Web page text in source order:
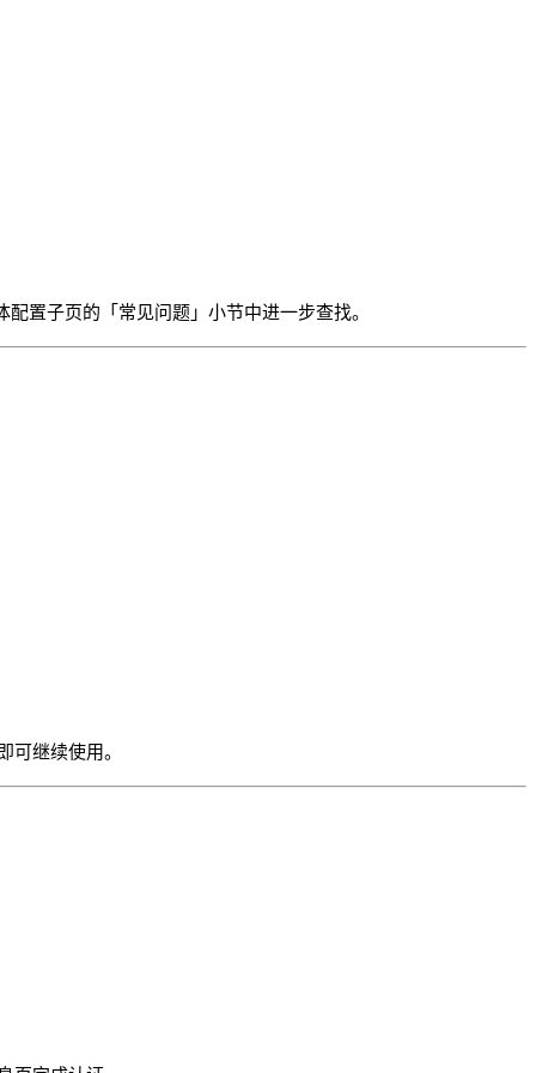
配置子页的「常见问题」小节中进一步查找。
可继续使用。